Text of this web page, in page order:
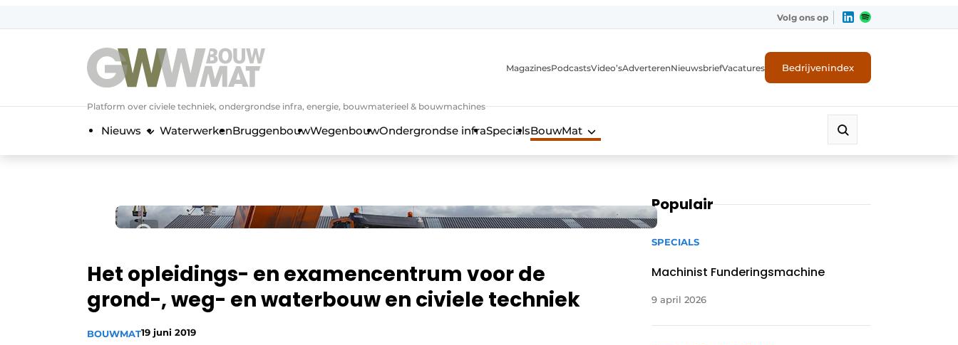
Volg ons op
Platform over civiele techniek, ondergrondse infra, energie, bouwmaterieel & bouwmachines
MagazinesPodcastsVideo’sAdverterenNieuwsbriefVacatures Bedrijvenindex
Nieuws WaterwerkenBruggenbouwWegenbouwOndergrondse infraSpecialsBouwMat
Het opleidings- en examencentrum voor de
grond-, weg- en waterbouw en civiele techniek
BOUWMAT19 juni 2019
Populair
SPECIALS
Machinist Funderingsmachine
9 april 2026